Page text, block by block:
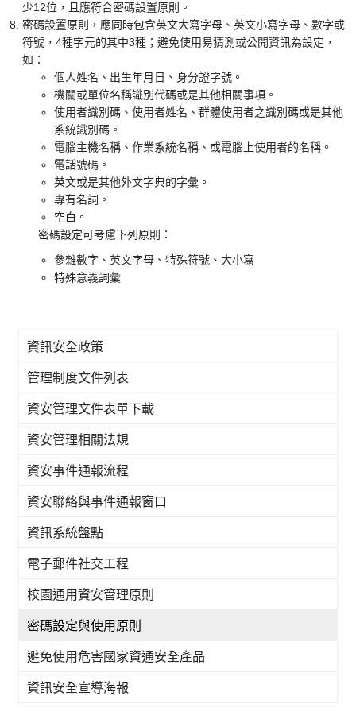
少12位，且應符合密碼設置原則。
密碼設置原則，應同時包含英文大寫字母、英文小寫字母、數字或
符號，4種字元的其中3種；避免使用易猜測或公開資訊為設定，
如：
個人姓名、出生年月日、身分證字號。
機關或單位名稱識別代碼或是其他相關事項。
使用者識別碼、使用者姓名、群體使用者之識別碼或是其他
系統識別碼。
電腦主機名稱、作業系統名稱、或電腦上使用者的名稱。
電話號碼。
英文或是其他外文字典的字彙。
專有名詞。
空白。
密碼設定可考慮下列原則：
參雜數字、英文字母、特殊符號、大小寫
特殊意義詞彙
資訊安全政策
管理制度文件列表
資安管理文件表單下載
資安管理相關法規
資安事件通報流程
資安聯絡與事件通報窗口
資訊系統盤點
電子郵件社交工程
校園通用資安管理原則
密碼設定與使用原則
避免使用危害國家資通安全產品
資訊安全宣導海報